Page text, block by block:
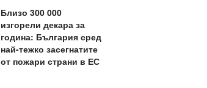
Близо 300 000
изгорели декара за
година: България сред
най-тежко засегнатите
от пожари страни в ЕС